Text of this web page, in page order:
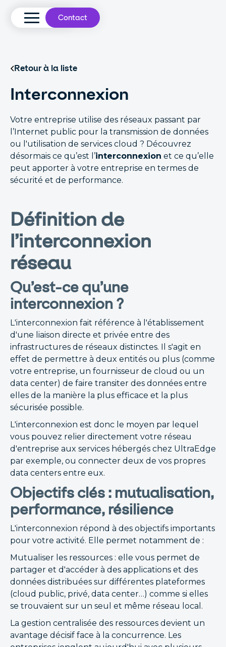
Contact
Retour à la liste
Interconnexion
Votre entreprise utilise des réseaux passant par
l’Internet public pour la transmission de données
ou l'utilisation de services cloud ? Découvrez
désormais ce qu’est l’interconnexion et ce qu’elle
peut apporter à votre entreprise en termes de
sécurité et de performance.
Définition de
l’interconnexion
réseau
Qu’est-ce qu’une
interconnexion ?
L'interconnexion fait référence à l'établissement
d'une liaison directe et privée entre des
infrastructures de réseaux distinctes. Il s'agit en
effet de permettre à deux entités ou plus (comme
votre entreprise, un fournisseur de cloud ou un
data center) de faire transiter des données entre
elles de la manière la plus efficace et la plus
sécurisée possible.
L'interconnexion est donc le moyen par lequel
vous pouvez relier directement votre réseau
d'entreprise aux services hébergés chez UltraEdge
par exemple, ou connecter deux de vos propres
data centers entre eux.
Objectifs clés : mutualisation,
performance, résilience
L'interconnexion répond à des objectifs importants
pour votre activité. Elle permet notamment de :
Mutualiser les ressources : elle vous permet de
partager et d'accéder à des applications et des
données distribuées sur différentes plateformes
(cloud public, privé, data center…) comme si elles
se trouvaient sur un seul et même réseau local.
La gestion centralisée des ressources devient un
avantage décisif face à la concurrence. Les